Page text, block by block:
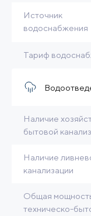
Источник
водоснабжения
Тариф
Наличие
бытовой
Наличие
канализации
Общая
техническо-